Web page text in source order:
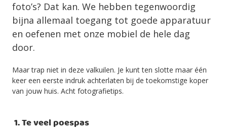
foto’s? Dat kan. We hebben tegenwoordig
bijna allemaal toegang tot goede apparatuur
en oefenen met onze mobiel de hele dag
door.
Maar trap niet in deze valkuilen. Je kunt ten slotte maar één
keer een eerste indruk achterlaten bij de toekomstige koper
van jouw huis. Acht fotografietips.
1. Te veel poespas